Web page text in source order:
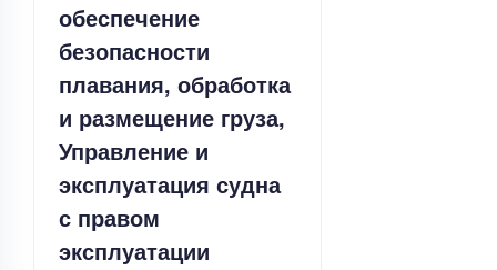
обеспечение
безопасности
плавания, обработка
и размещение груза,
Управление и
эксплуатация судна
с правом
эксплуатации